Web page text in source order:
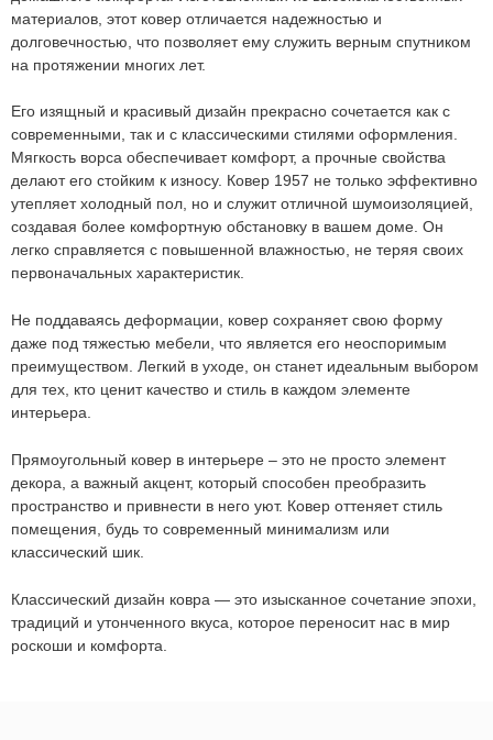
материалов, этот ковер отличается надежностью и
долговечностью, что позволяет ему служить верным спутником
на протяжении многих лет.
Его изящный и красивый дизайн прекрасно сочетается как с
современными, так и с классическими стилями оформления.
Мягкость ворса обеспечивает комфорт, а прочные свойства
делают его стойким к износу. Ковер 1957 не только эффективно
утепляет холодный пол, но и служит отличной шумоизоляцией,
создавая более комфортную обстановку в вашем доме. Он
легко справляется с повышенной влажностью, не теряя своих
первоначальных характеристик.
Не поддаваясь деформации, ковер сохраняет свою форму
даже под тяжестью мебели, что является его неоспоримым
преимуществом. Легкий в уходе, он станет идеальным выбором
для тех, кто ценит качество и стиль в каждом элементе
интерьера.
Прямоугольный ковер в интерьере – это не просто элемент
декора, а важный акцент, который способен преобразить
пространство и привнести в него уют. Ковер оттеняет стиль
помещения, будь то современный минимализм или
классический шик.
Классический дизайн ковра — это изысканное сочетание эпохи,
традиций и утонченного вкуса, которое переносит нас в мир
роскоши и комфорта.
ОСТАВИТЬ ЗАЯВКУ
Отправить
Ковер 1957
160руб.
позвоним и подробно проконсультируем по всем вопросам,
которые действительно для Вас важны.